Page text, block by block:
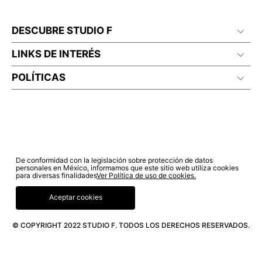
DESCUBRE STUDIO F
LINKS DE INTERÉS
POLÍTICAS
© COPYRIGHT 2022 STUDIO F. TODOS LOS DERECHOS RESERVADOS.
De conformidad con la legislación sobre protección de datos
personales en México, informamos que este sitio web utiliza cookies
para diversas finalidadesVer Política de uso de cookies.
Aceptar cookies